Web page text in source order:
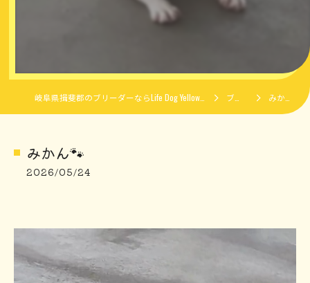
ブログ みかん🐾
みかん🐾
2026/05/24